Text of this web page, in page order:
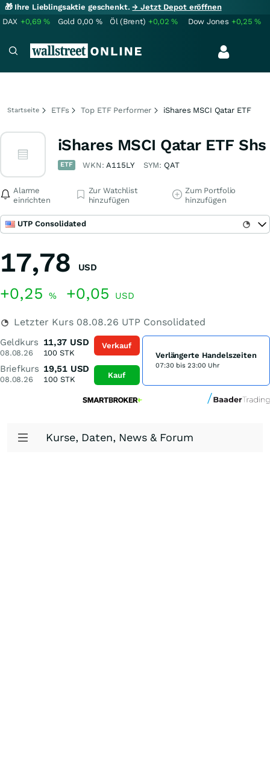
🎁 Ihre Lieblingsaktie geschenkt.→ Jetzt Depot eröffnen
DAX +0,69% Gold 0,00 % Öl (Brent) +0,02% Dow Jones +0,25%
Startseite ETFs Top ETF Performer iShares MSCI Qatar ETF
iShares MSCI Qatar ETF Shs
ETF WKN:A115LY SYM: QAT
Alarme
einrichten
Zur Watchlist
hinzufügen
Zum Portfolio
hinzufügen
UTP Consolidated
17,78 USD
+0,25 % +0,05 USD
Letzter Kurs 08.08.26 UTP Consolidated
Geldkurs
08.08.26
11,37 USD
100 STK
Briefkurs
08.08.26
19,51 USD
100STK
Verkauf
Kauf
Verlängerte Handelszeiten
07:30 bis 23:00 Uhr
Kurse, Daten, News & Forum